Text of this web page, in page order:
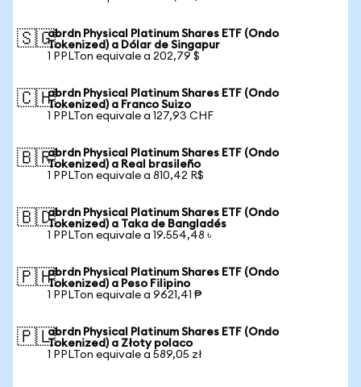
🇸🇬abrdn Physical Platinum Shares ETF (Ondo
Tokenized) a Dólar de Singapur
1 PPLTon equivale a 202,79 $
🇨🇭abrdn Physical Platinum Shares ETF (Ondo
Tokenized) a Franco Suizo
1 PPLTon equivale a 127,93 CHF
🇧🇷abrdn Physical Platinum Shares ETF (Ondo
Tokenized) a Real brasileño
1 PPLTon equivale a 810,42 R$
🇧🇩abrdn Physical Platinum Shares ETF (Ondo
Tokenized) a Taka de Bangladés
1 PPLTon equivale a 19.554,48 ৳
🇵🇭abrdn Physical Platinum Shares ETF (Ondo
Tokenized) a Peso Filipino
1 PPLTon equivale a 9621,41 ₱
🇵🇱abrdn Physical Platinum Shares ETF (Ondo
Tokenized) a Złoty polaco
1 PPLTon equivale a 589,05 zł